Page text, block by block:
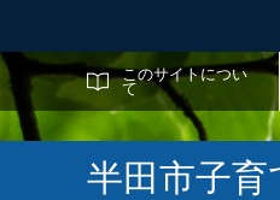
このサイトについ
て
サイト内検索
半田市子